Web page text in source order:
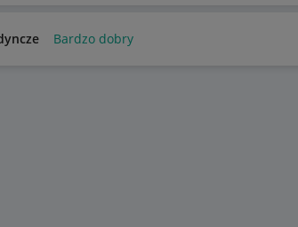
Bardzo dobry